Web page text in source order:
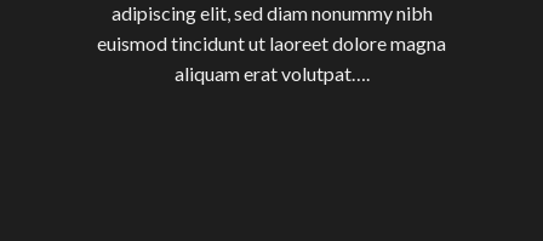
adipiscing elit, sed diam nonummy nibh
euismod tincidunt ut laoreet dolore magna
aliquam erat volutpat….